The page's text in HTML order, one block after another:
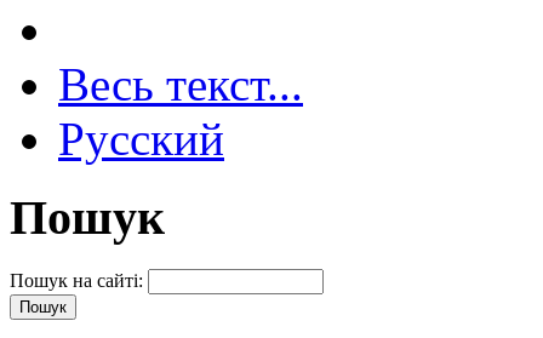
Весь текст...
Русский
Пошук
Пошук на сайті: